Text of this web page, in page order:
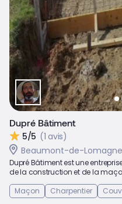
Dupré Bâtiment
5/5 (1 avis)
Beaumont-de-
Dupré Bâtiment est une
de la construction et de la
Maçon
Charpentier